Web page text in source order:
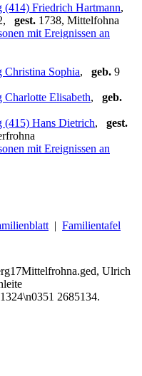
(414) Friedrich Hartmann,
gest. 1738, Mittelfohna
Christina Sophia, geb. 9
Charlotte Elisabeth, geb.
(415) Hans Dietrich, gest.
| Familientafel
Ulrich
2685134.